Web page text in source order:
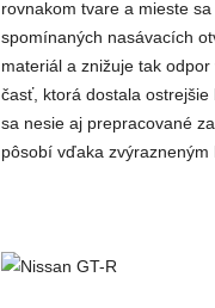
rovnakom tvare a mieste
spomínaných nasávacích
materiál a znižuje tak
časť, ktorá dostala
sa nesie aj prepracované
pôsobí vďaka zvýrazneným